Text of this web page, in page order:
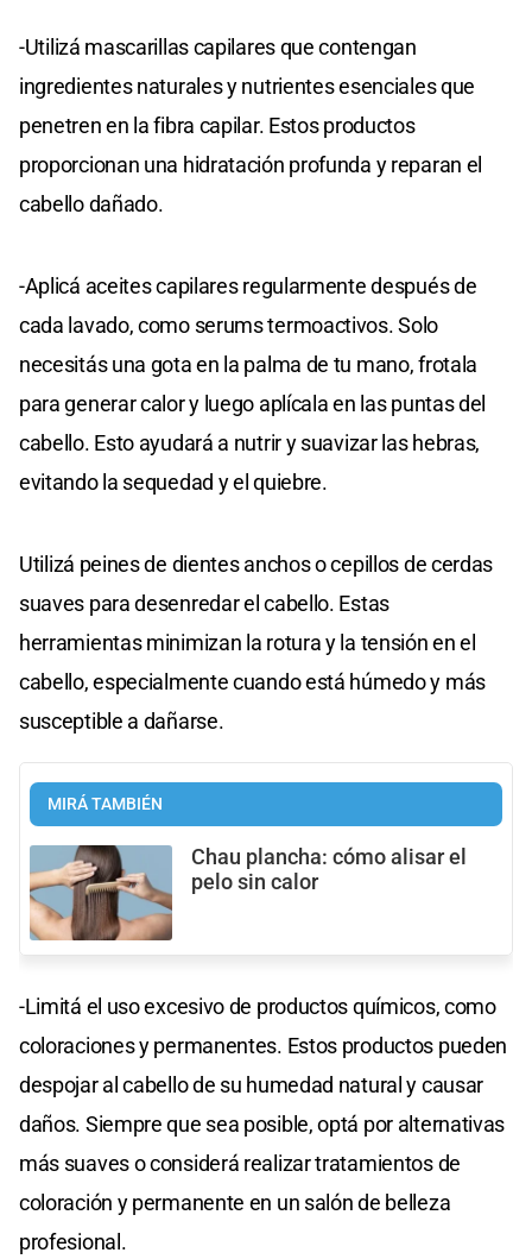
-Utilizá mascarillas capilares que contengan
ingredientes naturales y nutrientes esenciales que
penetren en la fibra capilar. Estos productos
proporcionan una hidratación profunda y reparan el
cabello dañado.
-Aplicá aceites capilares regularmente después de
cada lavado, como serums termoactivos. Solo
necesitás una gota en la palma de tu mano, frotala
para generar calor y luego aplícala en las puntas del
cabello. Esto ayudará a nutrir y suavizar las hebras,
evitando la sequedad y el quiebre.
Utilizá peines de dientes anchos o cepillos de cerdas
suaves para desenredar el cabello. Estas
herramientas minimizan la rotura y la tensión en el
cabello, especialmente cuando está húmedo y más
susceptible a dañarse.
MIRÁ TAMBIÉN
Chau plancha: cómo alisar el
pelo sin calor
-Limitá el uso excesivo de productos químicos, como
coloraciones y permanentes. Estos productos pueden
despojar al cabello de su humedad natural y causar
daños. Siempre que sea posible, optá por alternativas
más suaves o considerá realizar tratamientos de
coloración y permanente en un salón de belleza
profesional.